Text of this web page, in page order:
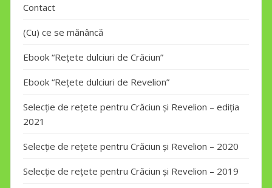
Contact
(Cu) ce se mănâncă
Ebook “Rețete dulciuri de Crăciun”
Ebook “Rețete dulciuri de Revelion”
Selecție de rețete pentru Crăciun și Revelion – ediția
2021
Selecție de rețete pentru Crăciun și Revelion – 2020
Selecție de rețete pentru Crăciun și Revelion – 2019